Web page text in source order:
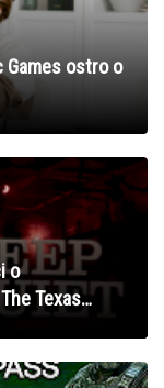
Games ostro o
o
Texas